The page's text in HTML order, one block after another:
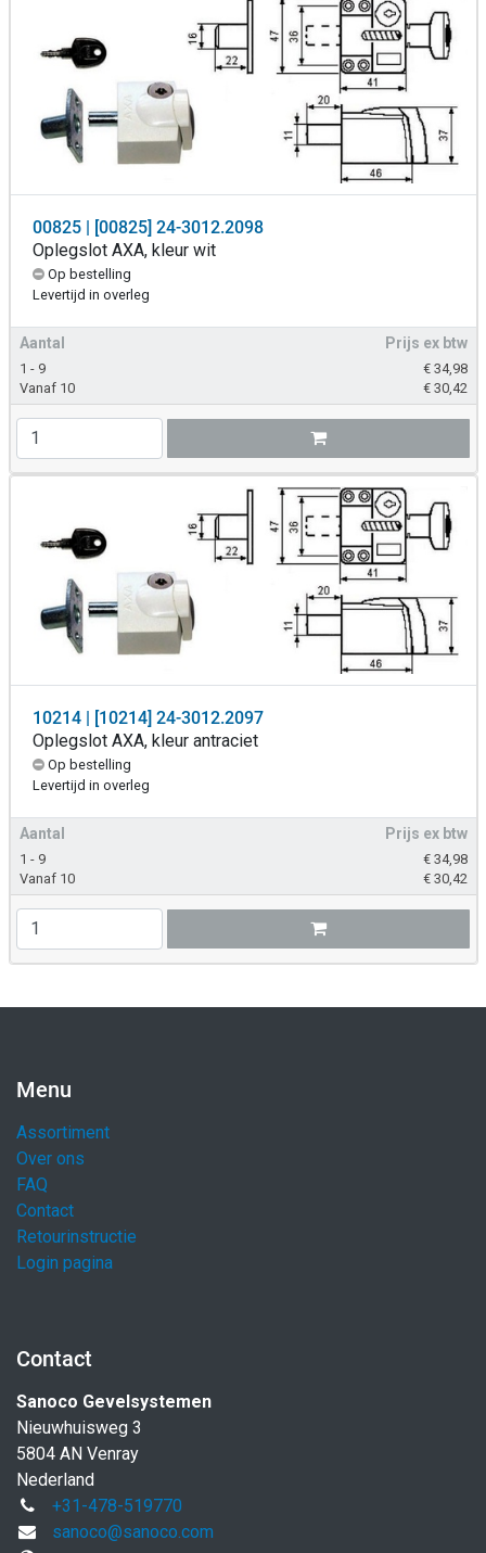
00825 | [00825] 24-3012.2098
Oplegslot AXA, kleur wit
Op bestelling
Levertijd in overleg
Aantal Prijs ex btw
1 - 9 € 34,98
Vanaf 10
€ 30,42
10214 | [10214] 24-3012.2097
Oplegslot AXA, kleur antraciet
Op bestelling
Levertijd in overleg
Aantal Prijs ex btw
1 - 9 € 34,98
Vanaf 10
€ 30,42
Menu
Assortiment
Over ons
FAQ
Contact
Retourinstructie
Login pagina
Contact
Sanoco Gevelsystemen
Nieuwhuisweg 3
5804 AN Venray
Nederland
+31-478-519770
sanoco@sanoco.com